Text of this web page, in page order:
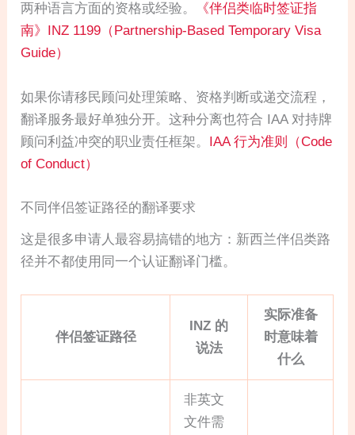
两种语言方面的资格或经验。
《伴侣类临时签证指
南》INZ 1199（Partnership-Based Temporary Visa
Guide）
如果你请移民顾问处理策略、资格判断或递交流程，
翻译服务最好单独分开。这种分离也符合 IAA 对持牌
顾问利益冲突的职业责任框架。 IAA 行为准则（Code
of Conduct）
不同伴侣签证路径的翻译要求
这是很多申请人最容易搞错的地方：新西兰伴侣类路
径并不都使用同一个认证翻译门槛。
伴侣签证路径
INZ 的
说法
实际准备
时意味着
什么
非英文
文件需